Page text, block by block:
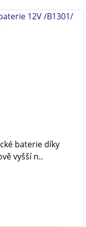
12V /B1301/
baterie díky
vyšší n..